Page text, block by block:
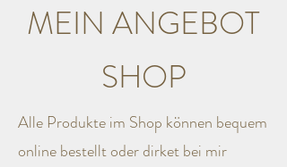
MEIN ANGEBOT
SHOP
Alle Produkte im Shop können bequem
online bestellt oder dirket bei mir